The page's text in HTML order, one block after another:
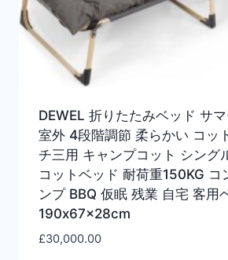
DEWEL 折りたたみベッド サ
室外 4段階調節 柔らかい コッ
チ三用 キャンプコット シング
コットベッド 耐荷重150KG コ
ンプ BBQ 仮眠 残業 自宅 客用
190x67x28cm
£30,000.00